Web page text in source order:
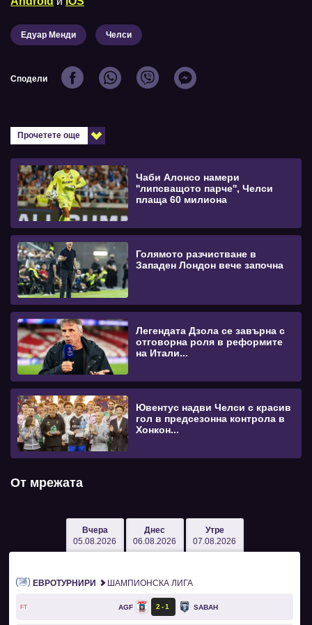
Едуар Менди Челси
Сподели
Прочетете още
Чаби Алонсо намери
''липсващото парче'', Челси
плаща 60 милиона
Голямото разчистване в
Западен Лондон вече започна
Легендата Дзола се завърна с
отговорна роля в реформите
на Итали...
Ювентус надви Челси с красив
гол в предсезонна контрола в
Хонкон...
От мрежата
Вчера
05.08.2026
Днес
06.08.2026
Утре
07.08.2026
ЕВРОТУРНИРИ ШАМПИОНСКА ЛИГА
FT AGF 2 1 SABAH